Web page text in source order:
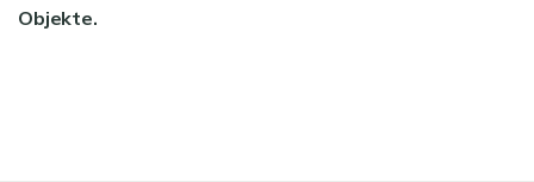
Objekte.